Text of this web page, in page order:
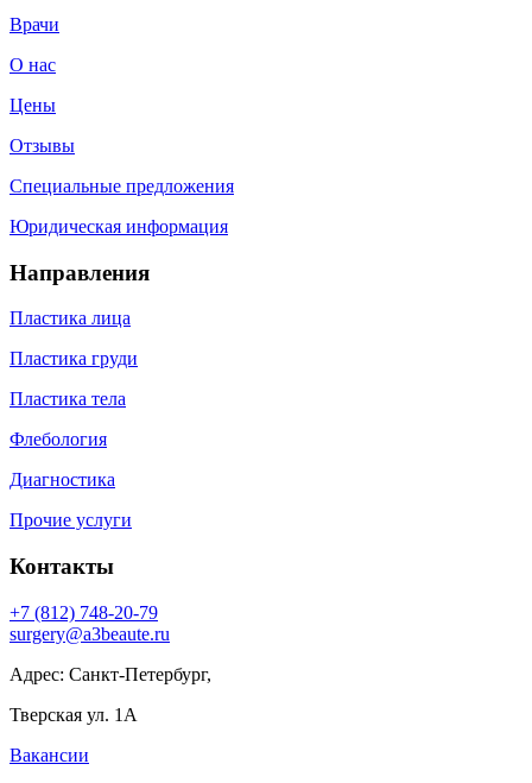
Врачи
О нас
Цены
Отзывы
Специальные предложения
Юридическая информация
Направления
Пластика лица
Пластика груди
Пластика тела
Флебология
Диагностика
Прочие услуги
Контакты
+7 (812) 748-20-79
surgery@a3beaute.ru
Адрес: Санкт-Петербург,
Тверская ул. 1А
Вакансии